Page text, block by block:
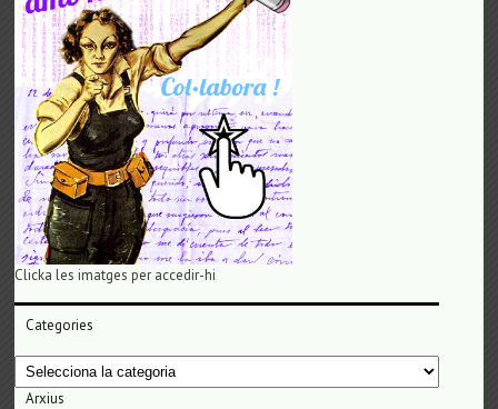
Clicka les imatges per accedir-hi
Categories
Categories
Arxius